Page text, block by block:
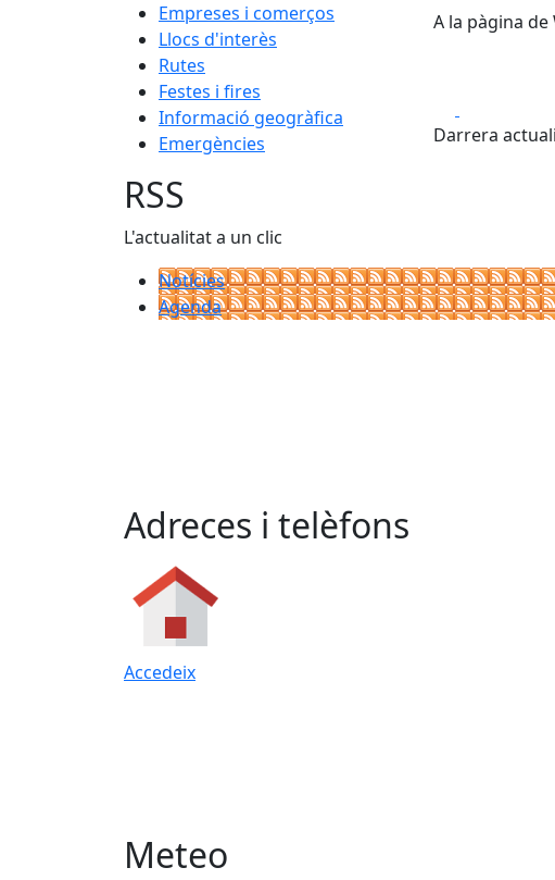
Empreses i comerços
Llocs d'interès
Rutes
Festes i fires
Informació geogràfica
Emergències
A la pàgina
Darrera
RSS
L'actualitat a un clic
Notícies
Agenda
Adreces i telèfons
Accedeix
Meteo